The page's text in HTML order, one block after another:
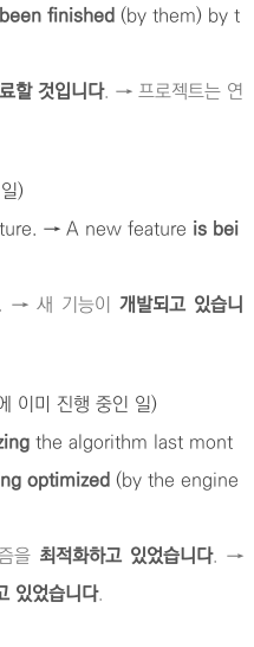
finished (by them) by t
할 것입니다. → 프로젝트는 연
)
→ A new feature is bei
→ 새 기능이개발되고 있습니
이미 진행 중인 일)
the algorithm last mont
optimized (by the engine
을 최적화하고 있었습니다. →
있었습니다.